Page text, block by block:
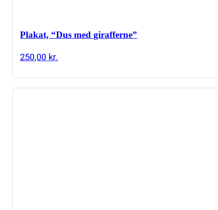
Plakat, “Dus med girafferne”
250,00 kr.